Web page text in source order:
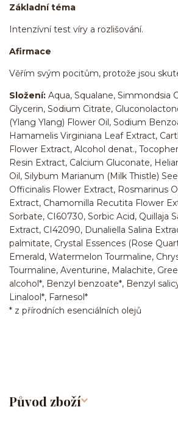
Základní téma
Intenzívní test víry a rozlišování.
Afirmace
Věřím svým pocitům, protože jsou
Složení: Aqua, Squalane, Simmondsia
Glycerin, Sodium Citrate,
(Ylang Ylang) Flower Oil, Sodium
Hamamelis Virginiana Leaf Extract,
Flower Extract, Alcohol denat.,
Resin Extract, Calcium Gluconate,
Oil, Silybum Marianum (Milk Thistle)
Officinalis Flower Extract, Rosmarinus
Extract, Chamomilla Recutita Flower
Sorbate, CI60730, Sorbic Acid, Quillaja
Extract, CI42090, Dunaliella Salina
palmitate, Crystal Essences (Rose
Emerald, Watermelon Tourmaline,
Tourmaline, Aventurine, Malachite,
alcohol*, Benzyl benzoate*, Benzyl
Linalool*, Farnesol*
* z přírodních esenciálních olejů
Původ zboží